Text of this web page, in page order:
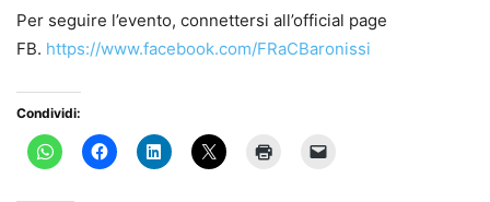
Per seguire l’evento, connettersi all’official page
FB. https://www.facebook.com/FRaCBaronissi
Condividi: